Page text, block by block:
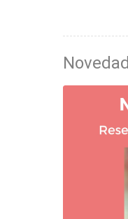
Novedad